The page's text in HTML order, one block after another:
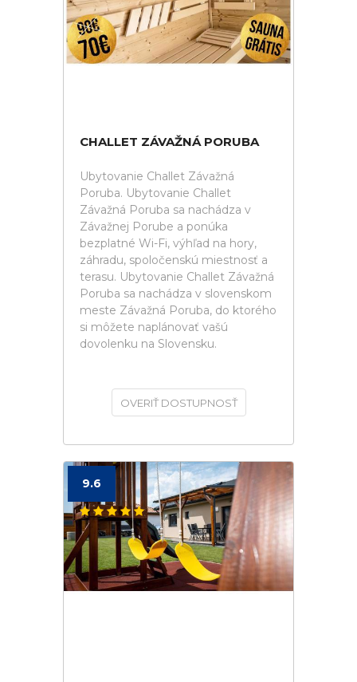
CHALLET ZÁVAŽNÁ PORUBA
Ubytovanie Challet Závažná
Poruba. Ubytovanie Challet
Závažná Poruba sa nachádza v
Závažnej Porube a ponúka
bezplatné Wi-Fi, výhľad na hory,
záhradu, spoločenskú miestnosť a
terasu. Ubytovanie Challet Závažná
Poruba sa nachádza v slovenskom
meste Závažná Poruba, do ktorého
si môžete naplánovať vašú
dovolenku na Slovensku.
OVERIŤ DOSTUPNOSŤ
9.6